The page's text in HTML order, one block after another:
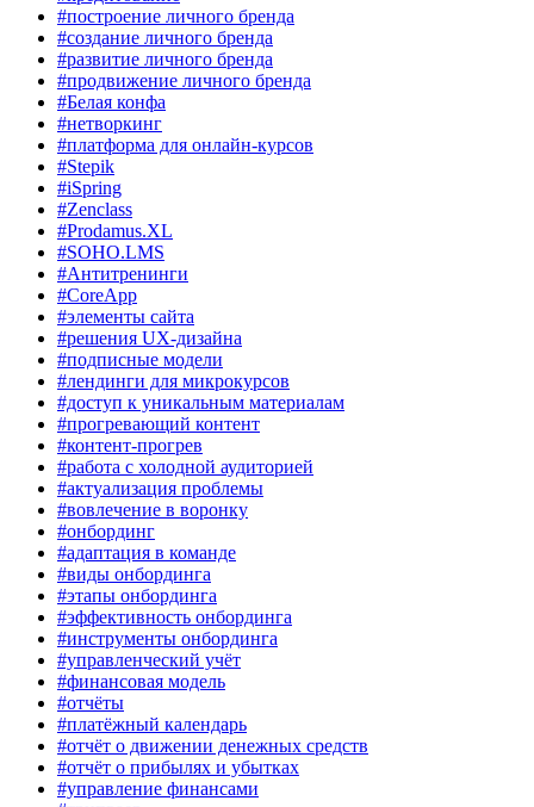
#построение личного бренда
#создание личного бренда
#развитие личного бренда
#продвижение личного бренда
#Белая конфа
#нетворкинг
#платформа для онлайн-курсов
#Stepik
#iSpring
#Zenclass
#Prodamus.XL
#SOHO.LMS
#Антитренинги
#CoreApp
#элементы сайта
#решения UX-дизайна
#подписные модели
#лендинги для микрокурсов
#доступ к уникальным материалам
#прогревающий контент
#контент-прогрев
#работа с холодной аудиторией
#актуализация проблемы
#вовлечение в воронку
#онбординг
#адаптация в команде
#виды онбординга
#этапы онбординга
#эффективность онбординга
#инструменты онбординга
#управленческий учёт
#финансовая модель
#отчёты
#платёжный календарь
#отчёт о движении денежных средств
#отчёт о прибылях и убытках
#управление финансами